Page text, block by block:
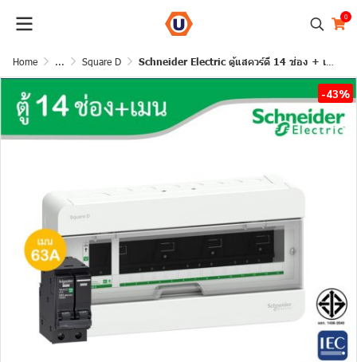
0
Home ... Square D Schneider Electric ตู้แสควร์ดี 14 ช่อง + เมนเซอร์กิตเบรกเกอร์ 63A | S9HCL114+QO263VSC10T
-43%